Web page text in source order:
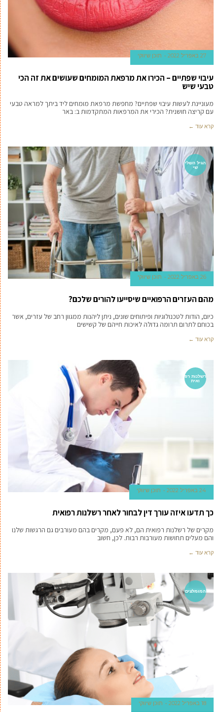
27 באפריל 2022 תוכן שיווקי
עיבוי שפתיים – הכירו את מרפאת המומחים שעושים את זה הכי
טבעי שיש
מעוניינת לעשות עיבוי שפתיים? מחפשת מרפאת מומחים ליד ביתך למראה טבעי
עם קריצה חושנית? הכירי את המרפאות המתקדמות ב: באר
קרא עוד ←
הגיל השלי
שי
26 באפריל 2022 תוכן שיווקי
מהם העזרים הרפואיים שיסייעו להורים שלכם?
כיום, הודות לטכנולוגיות ופיתוחים שונים, ניתן ליהנות ממגוון רחב של עזרים, אשר
בכוחם לתרום תרומה גדולה לאיכות חייהם של קשישים
קרא עוד ←
רשלנות רפ
ואית
24 באפריל 2022 תוכן שיווקי
כך תדעו איזה עורך דין לבחור לאחר רשלנות רפואית
מקרים של רשלנות רפואית הם, לא פעם, מקרים בהם מעורבים גם הרגשות שלנו
והם מעלים תחושות מעורבות רבות. לכן, חשוב
קרא עוד ←
המומלצים
18 באפריל 2022 תוכן שיווקי